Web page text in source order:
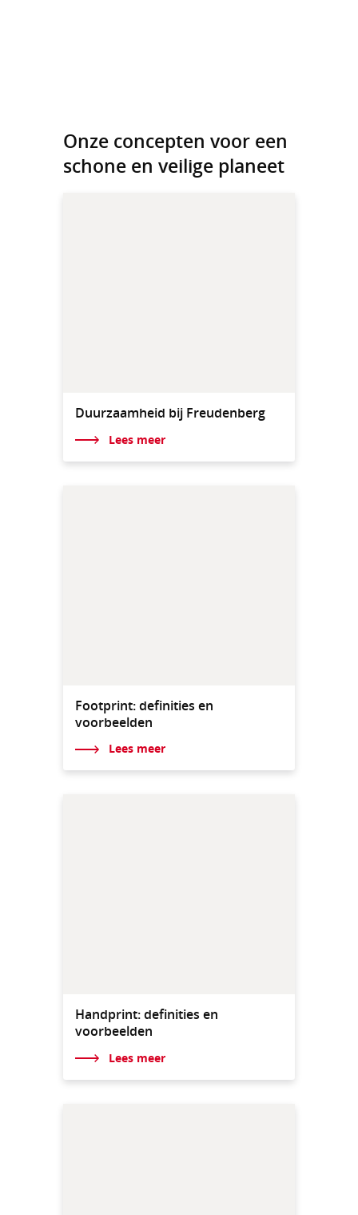
Onze concepten voor een
schone en veilige planeet
Duurzaamheid bij Freudenberg
Lees meer
Footprint: definities en
voorbeelden
Lees meer
Handprint: definities en
voorbeelden
Lees meer